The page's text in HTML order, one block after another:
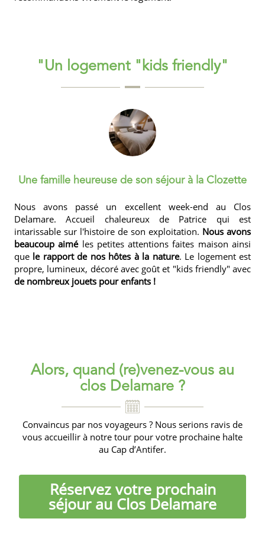
"Un logement "kids friendly"
Une famille heureuse de son séjour à la Clozette
Nous avons passé un excellent week-end au Clos
Delamare. Accueil chaleureux de Patrice qui est
intarissable sur l'histoire de son exploitation. Nous avons
beaucoup aimé les petites attentions faites maison ainsi
que le rapport de nos hôtes à la nature. Le logementest
propre, lumineux, décoré avec goût et "kids friendly" avec
de nombreux jouets pour enfants !
Alors, quand (re)venez-vous au
clos Delamare ?
Convaincus par nos voyageurs ? Nous serions ravis de
vous accueillir à notre tour pour votre prochaine halte
au Cap d’Antifer.
Réservez votre prochain
séjour au Clos Delamare